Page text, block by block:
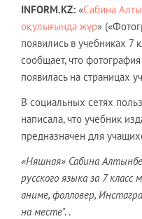
INFORM.KZ: «Сабина
оқулығында жүр»
появились в учебниках 7
сообщает, что
появилась на страницах
В социальных сетях
написала, что учебник
предназначен для
«Няшная» Сабина
русского языка за 7
аниме, фолловер,
на месте". .